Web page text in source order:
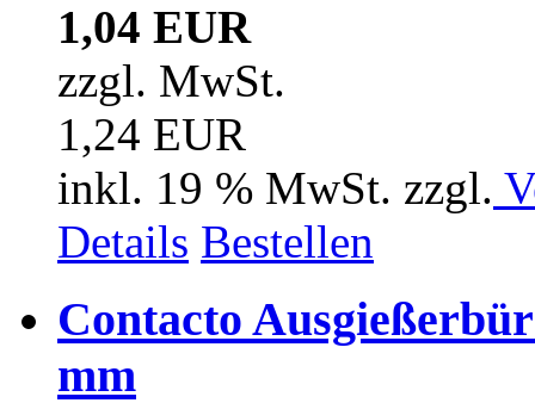
1,04 EUR
zzgl. MwSt.
1,24 EUR
inkl. 19 % MwSt. zzgl.
Details Bestellen
Contacto
mm